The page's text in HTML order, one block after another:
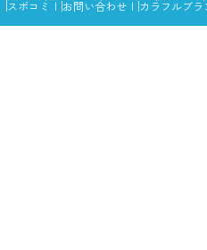
スポコミ お問い合わせ カラフルブラ